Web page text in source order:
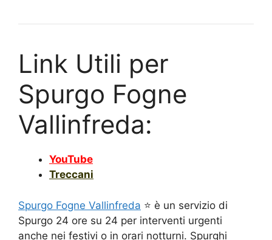
Link Utili per
Spurgo Fogne
Vallinfreda:
YouTube
Treccani
Spurgo Fogne Vallinfreda ⭐ è un servizio di
Spurgo 24 ore su 24 per interventi urgenti
anche nei festivi o in orari notturni. Spurghi